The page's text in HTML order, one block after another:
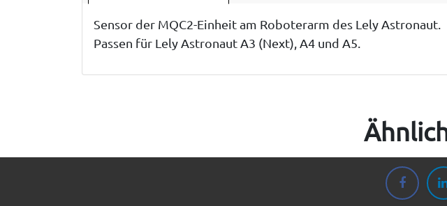
Sensor der MQC2-Einheit am Roboterarm des Lely Astronaut.
Passen für Lely Astronaut A3 (Next), A4 und A5.